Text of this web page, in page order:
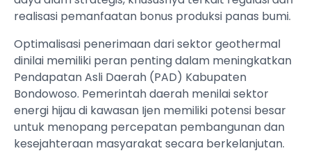
realisasi pemanfaatan bonus produksi panas bumi.
Optimalisasi penerimaan dari sektor geothermal
dinilai memiliki peran penting dalam meningkatkan
Pendapatan Asli Daerah (PAD) Kabupaten
Bondowoso. Pemerintah daerah menilai sektor
energi hijau di kawasan Ijen memiliki potensi besar
untuk menopang percepatan pembangunan dan
kesejahteraan masyarakat secara berkelanjutan.